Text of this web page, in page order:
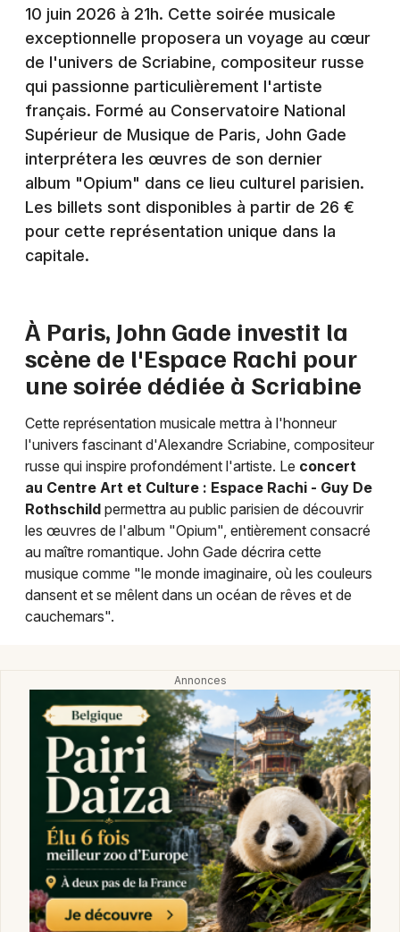
Soirées
Sorties famille
Expos
Sorties & loisirs
Musique classique à Paris
Musique classique en Ile de France
Newsletter des sorties
Artistes en tournée
Actus à Paris
Magazine à Paris
Mon email
Je m'abonne
Strasbourg
Toulouse
Toutes les villes
10 juin 2026 à 21h. Cette soirée musicale
exceptionnelle proposera un voyage au cœur
de l'univers de Scriabine, compositeur russe
qui passionne particulièrement l'artiste
français. Formé au Conservatoire National
Supérieur de Musique de Paris, John Gade
interprétera les œuvres de son dernier
album "Opium" dans ce lieu culturel parisien.
Les billets sont disponibles à partir de 26 €
pour cette représentation unique dans la
capitale.
À Paris, John Gade investit la
scène de l'Espace Rachi pour
une soirée dédiée à Scriabine
Cette représentation musicale mettra à l'honneur
l'univers fascinant d'Alexandre Scriabine, compositeur
russe qui inspire profondément l'artiste. Le concert
au Centre Art et Culture : Espace Rachi - Guy De
Rothschild permettra au public parisien de découvrir
les œuvres de l'album "Opium", entièrement consacré
au maître romantique. John Gade décrira cette
musique comme "le monde imaginaire, où les couleurs
dansent et se mêlent dans un océan de rêves et de
cauchemars".